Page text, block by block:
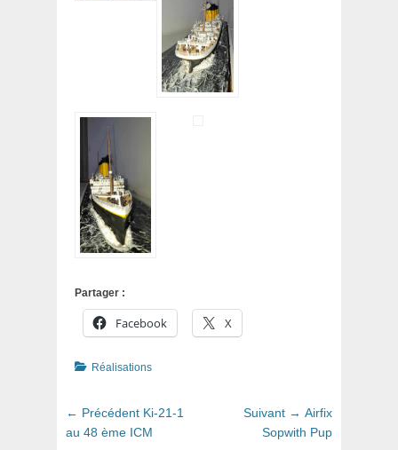
Partager :
Facebook X
Catégories
Réalisations
Navigation
de
← Précédent Article
précédent
Ki-21-1
au 48 ème ICM
Suivant → Article
suivant
Airfix
Sopwith Pup